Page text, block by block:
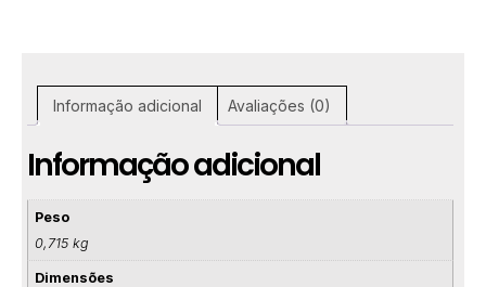
Informação adicional Avaliações (0)
Informação adicional
Peso
0,715 kg
Dimensões